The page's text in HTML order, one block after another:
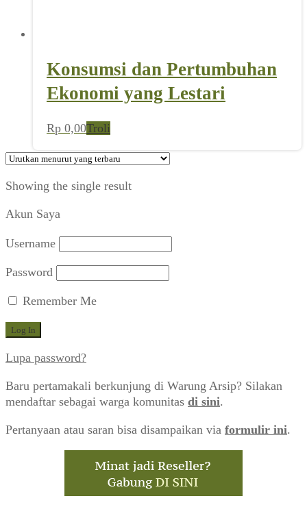
Konsumsi dan Pertumbuhan
Ekonomi yang Lestari
Rp 0,00Troli
Showing the single result
Akun Saya
Username
Password
Remember Me
Lupa password?
Baru pertamakali berkunjung di Warung Arsip? Silakan
mendaftar sebagai warga komunitas di sini.
Pertanyaan atau saran bisa disampaikan via formulir ini.